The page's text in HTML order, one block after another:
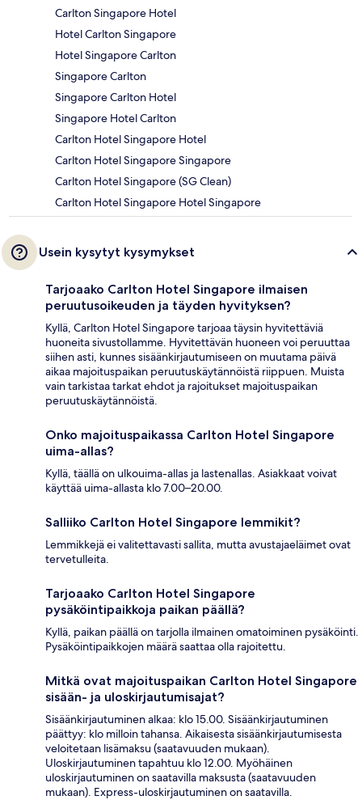
Carlton Singapore Hotel
Hotel Carlton Singapore
Hotel Singapore Carlton
Singapore Carlton
Singapore Carlton Hotel
Singapore Hotel Carlton
Carlton Hotel Singapore Hotel
Carlton Hotel Singapore Singapore
Carlton Hotel Singapore (SG Clean)
Carlton Hotel Singapore Hotel Singapore
Usein kysytyt kysymykset
Tarjoaako Carlton Hotel Singapore ilmaisen
peruutusoikeuden ja täyden hyvityksen?
Kyllä, Carlton Hotel Singapore tarjoaa täysin hyvitettäviä
huoneita sivustollamme. Hyvitettävän huoneen voi peruuttaa
siihen asti, kunnes sisäänkirjautumiseen on muutama päivä
aikaa majoituspaikan peruutuskäytännöistä riippuen. Muista
vain tarkistaa tarkat ehdot ja rajoitukset majoituspaikan
peruutuskäytännöistä.
Onko majoituspaikassa Carlton Hotel Singapore
uima-allas?
Kyllä, täällä on ulkouima-allas ja lastenallas. Asiakkaat voivat
käyttää uima-allasta klo 7.00–20.00.
Salliiko Carlton Hotel Singapore lemmikit?
Lemmikkejä ei valitettavasti sallita, mutta avustajaeläimet ovat
tervetulleita.
Tarjoaako Carlton Hotel Singapore
pysäköintipaikkoja paikan päällä?
Kyllä, paikan päällä on tarjolla ilmainen omatoiminen pysäköinti.
Pysäköintipaikkojen määrä saattaa olla rajoitettu.
Mitkä ovat majoituspaikan Carlton Hotel Singapore
sisään- ja uloskirjautumisajat?
Sisäänkirjautuminen alkaa: klo 15.00. Sisäänkirjautuminen
päättyy: klo milloin tahansa. Aikaisesta sisäänkirjautumisesta
veloitetaan lisämaksu (saatavuuden mukaan).
Uloskirjautuminen tapahtuu klo 12.00. Myöhäinen
uloskirjautuminen on saatavilla maksusta (saatavuuden
mukaan). Express-uloskirjautuminen on saatavilla.